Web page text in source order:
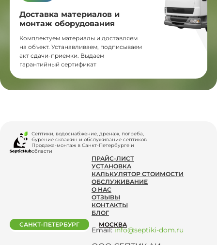
Доставка материалов и
монтаж оборудования
Комплектуем материалы и доставляем
на объект. Устанавливаем, подписываем
акт сдачи-приемки. Выдаем
гарантийный сертификат
Септики, водоснабжение, дренаж, погреба,
бурение скважин и обслуживание септиков
Продажа-монтаж в Санкт-Петербурге и
области
ПРАЙС-ЛИСТ
УСТАНОВКА
КАЛЬКУЛЯТОР СТОИМОСТИ
ОБСЛУЖИВАНИЕ
О НАС
ОТЗЫВЫ
КОНТАКТЫ
БЛОГ
Email:info@septiki-dom.ru
САНКТ-ПЕТЕРБУРГ МОСКВА